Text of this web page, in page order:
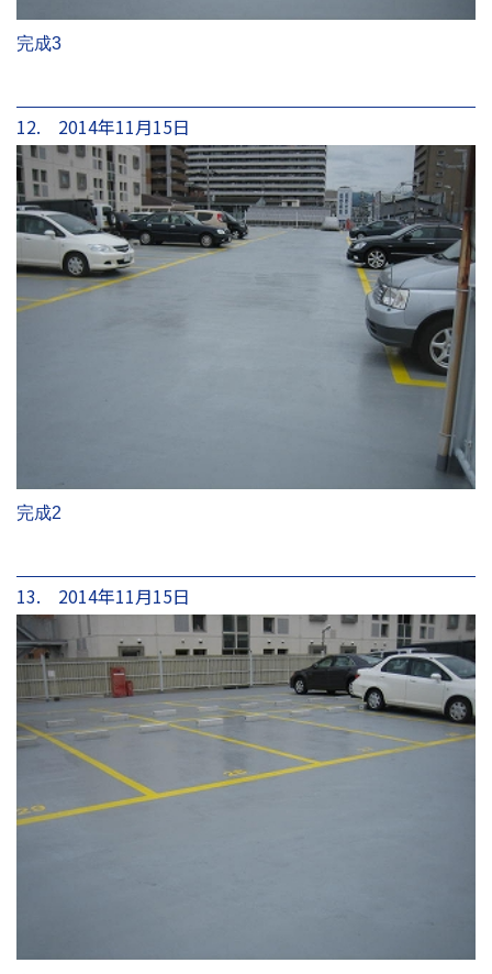
完成3
12. 2014年11月15日
完成2
13. 2014年11月15日